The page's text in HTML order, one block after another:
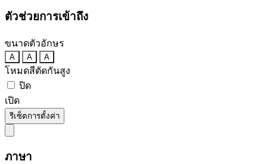
ตัวช่วยการเข้าถึง
ขนาดตัวอักษร
A A A
โหมดสีตัดกันสูง
ปิด
เปิด
รีเซ็ตการตั้งค่า
ภาษา